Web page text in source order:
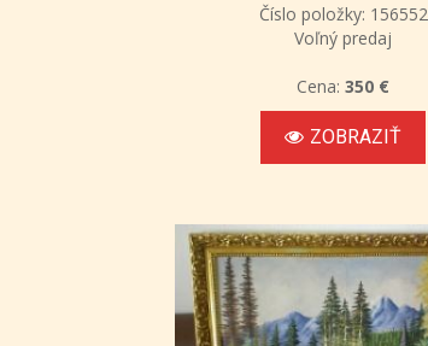
Číslo položky: 156552
Voľný predaj
Cena:350 €
ZOBRAZIŤ